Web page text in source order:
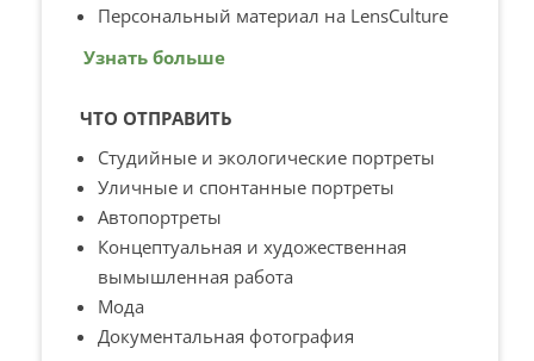
Персональный материал на LensCulture
Узнать больше
ЧТО ОТПРАВИТЬ
Студийные и экологические портреты
Уличные и спонтанные портреты
Автопортреты
Концептуальная и художественная
вымышленная работа
Мода
Документальная фотография